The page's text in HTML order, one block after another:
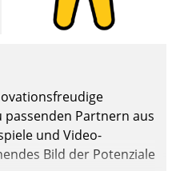
Partnern aus
und Video-
Bild der Potenziale